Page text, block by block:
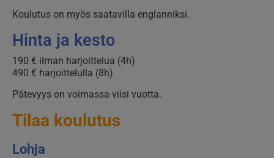
Koulutus on myös saatavilla englanniksi.
Hinta ja kesto
190 € ilman harjoittelua (4h)
490 € harjoittelulla (8h)
Pätevyys on voimassa viisi vuotta.
Tilaa koulutus
Lohja